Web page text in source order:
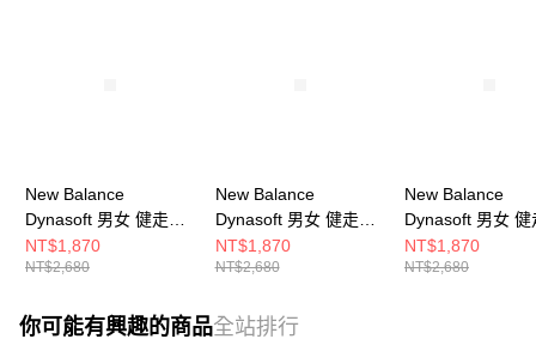
New Balance
Dynasoft 男女 健走鞋
U9005G9-2E
NT$1,870
NT$2,680
New Balance
Dynasoft 男女 健走鞋
U9009HG-2E
NT$1,870
NT$2,680
New Balance
Dynasoft 男女 健
U9503B2-2E
NT$1,870
NT$2,680
你可能有興趣的商品全站排行